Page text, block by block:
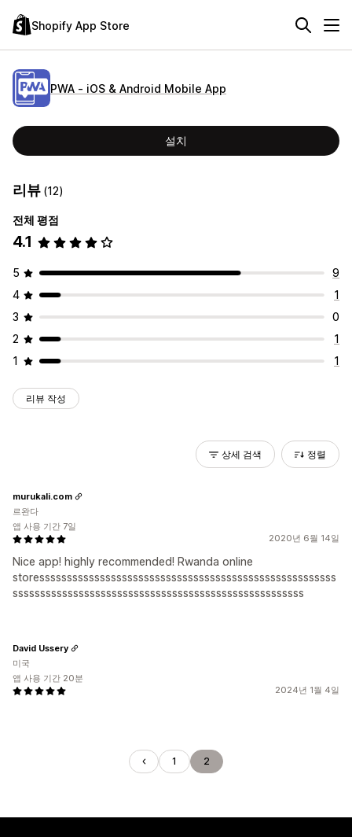
Shopify App Store
PWA ‑ iOS & Android Mobile App
설치
리뷰 (12)
전체 평점
4.1
5
9
4
1
3
0
2
1
1
1
리뷰 작성
상세 검색 정렬
2020년 6월 14일
Nice app! highly recommended! Rwanda online
storessssssssssssssssssssssssssssssssssssssssssssssssssssss
sssssssssssssssssssssssssssssssssssssssssssssssssssss
murukali.com
르완다
앱 사용 기간 7일
2024년 1월 4일
David Ussery
미국
앱 사용 기간 20분
1 2